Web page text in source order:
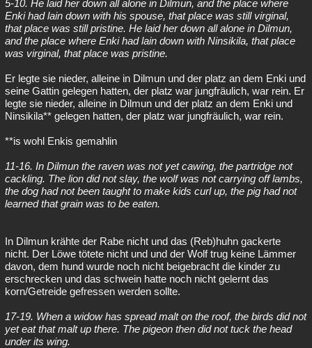
5-10. He laid her down all alone in Dilmun, and the place where
Enki had lain down with his spouse, that place was still virginal,
that place was still pristine. He laid her down all alone in Dilmun,
and the place where Enki had lain down with Ninsikila, that place
was virginal, that place was pristine.
Er legte sie nieder, alleine in Dilmun und der platz an dem Enki und
seine Gattin gelegen hatten, der platz war jungfräulich, war rein. Er
legte sie nieder, alleine in Dilmun und der platz an dem Enki und
Ninsikila** gelegen hatten, der platz war jungfräulich, war rein.
**is wohl Enkis gemahlin
11-16. In Dilmun the raven was not yet cawing, the partridge not
cackling. The lion did not slay, the wolf was not carrying off lambs,
the dog had not been taught to make kids curl up, the pig had not
learned that grain was to be eaten.
In Dilmun krähte der Rabe nicht und das (Reb)huhn gackerte
nicht. Der Löwe tötete nicht und und der Wolf trug keine Lämmer
davon, dem hund wurde noch nicht beigebracht die kinder zu
erschrecken und das schwein hatte noch nicht gelernt das
korn/Getreide gefressen werden sollte.
17-19. When a widow has spread malt on the roof, the birds did not
yet eat that malt up there. The pigeon then did not tuck the head
under its wing.